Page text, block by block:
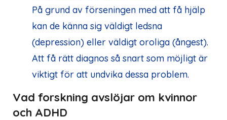
På grund av förseningen med att få hjälp
kan de känna sig väldigt ledsna
(depression) eller väldigt oroliga (ångest).
Att få rätt diagnos så snart som möjligt är
viktigt för att undvika dessa problem.
Vad forskning avslöjar om kvinnor
och ADHD